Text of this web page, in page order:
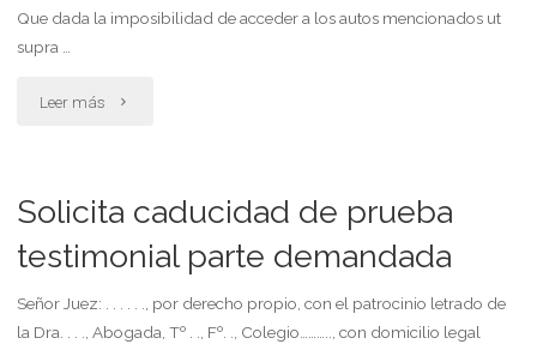
un
Que dada la imposibilidad de acceder a los autos mencionados ut
supra …
Leer más "Solicita
Solicita caducidad de prueba
testimonial parte demandada
Señor Juez: . . . . . ., por derecho propio, con el patrocinio letrado de
la Dra. . . ., Abogada, Tº . ., Fº. ., Colegio……….., con domicilio legal